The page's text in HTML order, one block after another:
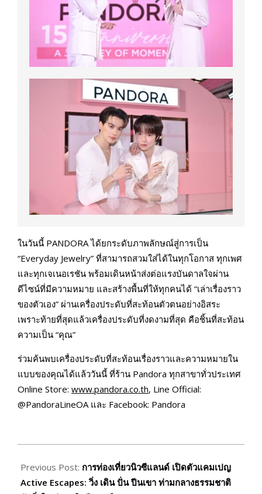
ในวันนี้ PANDORA ได้ยกระดับภาพลักษณ์สู่การเป็น
“Everyday Jewelry” ที่สามารถสวมใส่ได้ในทุกโอกาส ทุกเพศ
และทุกเจเนอเรชัน พร้อมเดินหน้าส่งต่อแรงบันดาลใจผ่าน
ดีไซน์ที่มีความหมาย และสร้างพื้นที่ให้ทุกคนได้ “เล่าเรื่องราว
ของตัวเอง” ผ่านเครื่องประดับที่สะท้อนตัวตนอย่างอิสระ
เพราะท้ายที่สุดแล้วเครื่องประดับที่งดงามที่สุด คือชิ้นที่สะท้อน
ความเป็น “คุณ”
ร่วมค้นพบเครื่องประดับที่สะท้อนเรื่องราวและความหมายใน
แบบของคุณได้แล้ววันนี้ ที่ร้าน Pandora ทุกสาขาทั่วประเทศ
Online Store: www.pandora.co.th, Line Official:
@PandoraLineOA และ Facebook: Pandora
11-
27
Previous Post: การท่องเที่ยวนิวซีแลนด์ เปิดตัวแคมเปญ
Active Escapes: วิ่ง เดิน ปั่น ปีนเขา ท่ามกลางธรรมชาติ